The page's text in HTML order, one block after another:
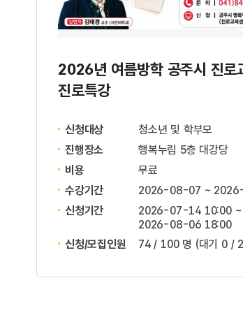
2026년 여름방학 공주시 진로
진로특강
신청대상
청소년 및 학부모
진행장소
행복누림 5층 대강당
비용
무료
수강기간
2026-08-07 ~
신청기간
2026-07-14 10:00 ~
2026-08-06 18:00
신청/모집인원
74 / 100 명 (대기 0 /